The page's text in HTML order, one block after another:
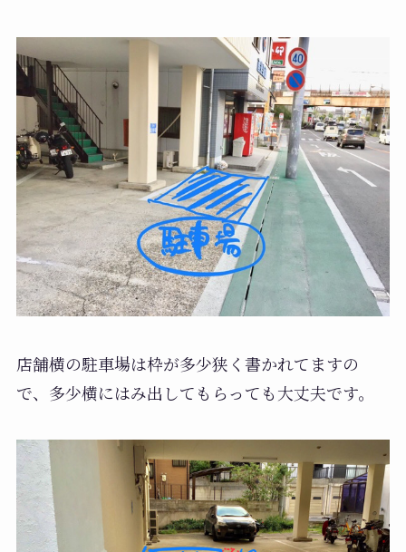
店舗横の駐車場は枠が多少狭く書かれてますの
で、多少横にはみ出してもらっても大丈夫です。